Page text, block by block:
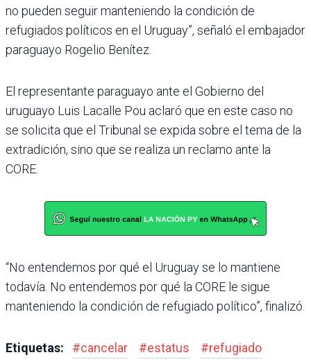
no pueden seguir manteniendo la condición de
refugiados polí­ticos en el Uruguay”, señaló el embajador
paraguayo Rogelio Benítez.
El representante paraguayo ante el Gobierno del
uruguayo Luis Lacalle Pou aclaró que en este caso no
se solicita que el Tribunal se expida sobre el tema de la
extradición, sino que se realiza un reclamo ante la
CORE.
“No entendemos por qué el Uruguay se lo mantiene
toda­vía. No entendemos por qué la CORE le sigue
manteniendo la condición de refugiado polí­tico”, finalizó.
Etiquetas: #cancelar #estatus #refugiado